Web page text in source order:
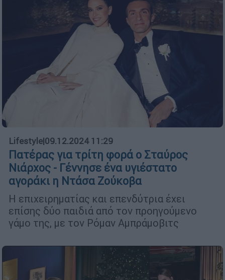
Lifestyle|09.12.2024 11:29
Πατέρας για τρίτη φορά ο Σταύρος
Νιάρχος - Γέννησε ένα υγιέστατο
αγοράκι η Ντάσα Ζούκοβα
Η επιχειρηματίας και επενδύτρια έχει
επίσης δύο παιδιά από τον προηγούμενο
γάμο της, με τον Ρόμαν Αμπράμοβιτς